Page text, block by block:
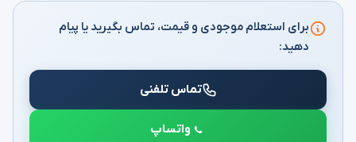
برای استعلام موجودی و قیمت، تماس بگیرید یا پیام
دهید:
تماس تلفنی
واتساپ